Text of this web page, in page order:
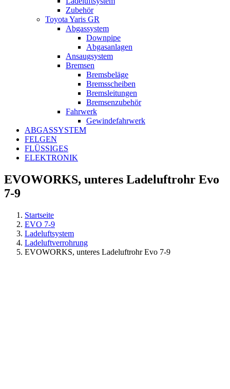
Zubehör
Toyota Yaris GR
Abgassystem
Downpipe
Abgasanlagen
Ansaugsystem
Bremsen
Bremsbeläge
Bremsscheiben
Bremsleitungen
Bremsenzubehör
Fahrwerk
Gewindefahrwerk
ABGASSYSTEM
FELGEN
FLÜSSIGES
ELEKTRONIK
EVOWORKS, unteres Ladeluftrohr Evo
7-9
Startseite
EVO 7-9
Ladeluftsystem
Ladeluftverrohrung
EVOWORKS, unteres Ladeluftrohr Evo 7-9